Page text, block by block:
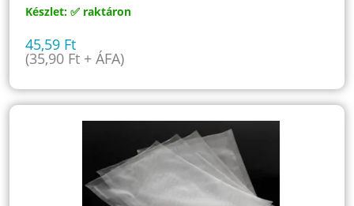
Készlet: ✅ raktáron
45,59 Ft
(35,90 Ft + ÁFA)